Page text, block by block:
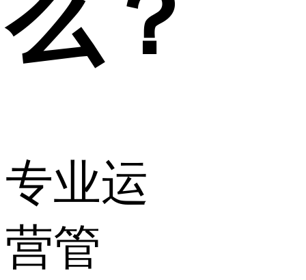
么？
专业运
营管